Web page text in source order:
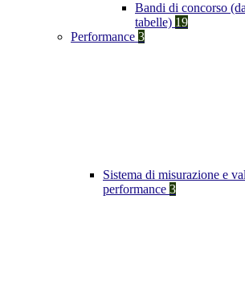
Bandi di concorso
tabelle) 19
Performance 3
Sistema di misurazione e
performance 3